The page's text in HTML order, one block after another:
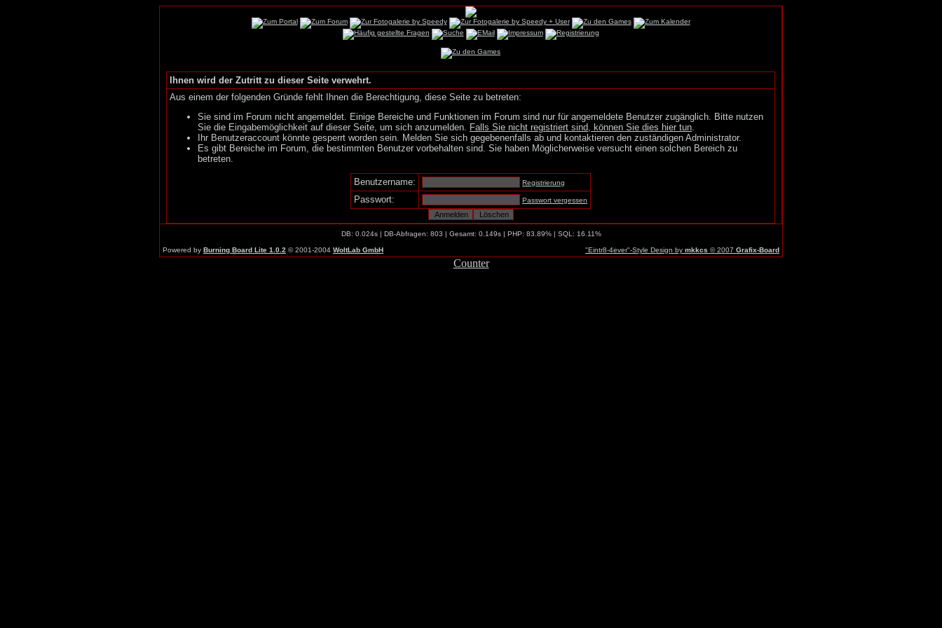
Ihnen wird der Zutritt zu dieser Seite verwehrt.
Aus einem der folgenden Gründe fehlt Ihnen die Berechtigung, diese Seite zu betreten:
Sie sind im Forum nicht angemeldet. Einige Bereiche und Funktionen im Forum sind nur für angemeldete Benutzer zugänglich. Bitte nutzen
Sie die Eingabemöglichkeit auf dieser Seite, um sich anzumelden. Falls Sie nicht registriert sind, können Sie dies hier tun.
Ihr Benutzeraccount könnte gesperrt worden sein. Melden Sie sich gegebenenfalls ab und kontaktieren den zuständigen Administrator.
Es gibt Bereiche im Forum, die bestimmten Benutzer vorbehalten sind. Sie haben Möglicherweise versucht einen solchen Bereich zu
betreten.
Benutzername: Registrierung
Passwort: Passwort vergessen
DB: 0.024s | DB-Abfragen: 803 | Gesamt: 0.149s | PHP: 83.89% | SQL: 16.11%
Powered by Burning Board Lite 1.0.2 © 2001-2004 WoltLab GmbH "Eintr8-4ever"-Style Design by mkkcs © 2007 Grafix-Board
Counter